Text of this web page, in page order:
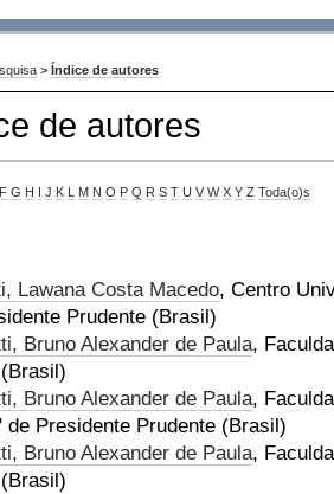
> Índice de autores
de autores
F G H I J K L M N O P Q R S T U V W X Y Z Toda(o)s
Lawana Costa Macedo, Centro
Prudente (Brasil)
Bruno Alexander de Paula,
Bruno Alexander de Paula,
de Presidente Prudente (Brasil)
Bruno Alexander de Paula,